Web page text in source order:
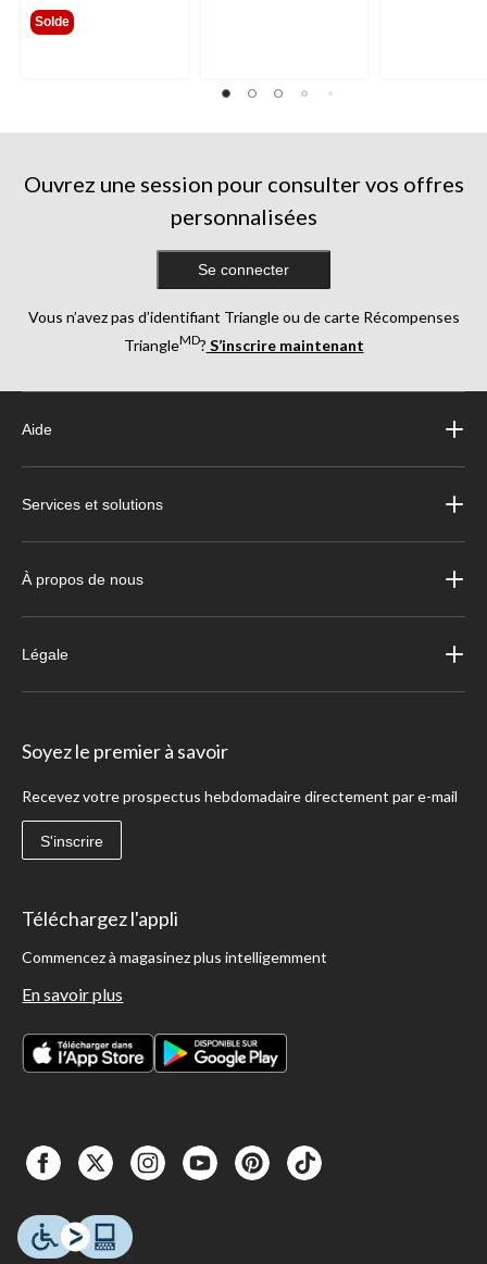
Solde
Ouvrez une session pour consulter vos offres
personnalisées
Se connecter
Vous n’avez pas d’identifiant Triangle ou de carte Récompenses
TriangleMD? S’inscrire maintenant
Aide
Services et solutions
À propos de nous
Légale
Soyez le premier à savoir
Recevez votre prospectus hebdomadaire directement par e-mail
S'inscrire
Téléchargez l'appli
Commencez à magasinez plus intelligemment
En savoir plus